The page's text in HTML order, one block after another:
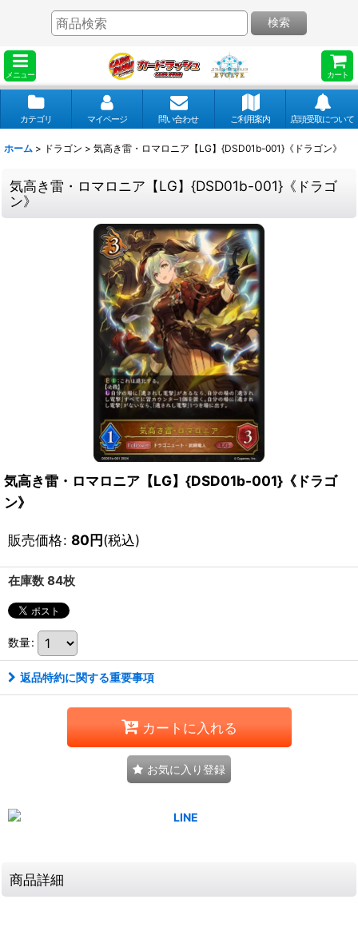
メニュー カート
検索
カテゴリ マイページ 問い合わせ ご利用案内 店頭受取について
ホーム > ドラゴン > 気高き雷・ロマロニア【LG】{DSD01b-001}《ドラゴン》
気高き雷・ロマロニア【LG】{DSD01b-001}《ドラゴ
ン》
気高き雷・ロマロニア【LG】{DSD01b-001}《ドラゴ
ン》
販売価格: 80円(税込)
在庫数 84枚
数量:
返品特約に関する重要事項
カートに入れる
お気に入り登録
商品詳細